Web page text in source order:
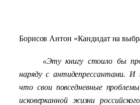
Борисов Антон «Кандидат на
«Эту книгу стоило бы
наряду с антидепрессантами. И
что свои повседневные
исковерканной жизни